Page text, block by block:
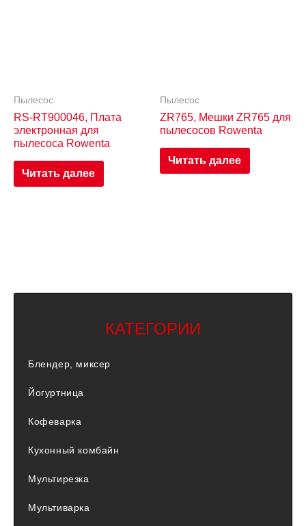
Пылесос
RS-RT900046, Плата
электронная для
пылесоса Rowenta
Читать далее
Пылесос
ZR765, Мешки ZR765 для
пылесосов Rowenta
Читать далее
КАТЕГОРИИ
Блендер, миксер
Йогуртница
Кофеварка
Кухонный комбайн
Мультирезка
Мультиварка